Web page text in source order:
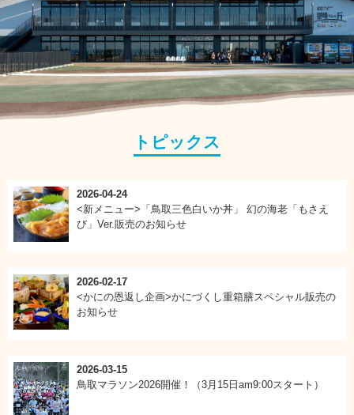
トピックス
2026-04-24
<新メニュー>「鳥取三色白いか丼」 幻の海老「もさえ
び」Ver.販売のお知らせ
2026-02-17
<かにの恩返し企画>かにづくし重箱膳スペシャル販売の
お知らせ
2026-03-15
鳥取マラソン2026開催！（3月15日am9:00スタート）